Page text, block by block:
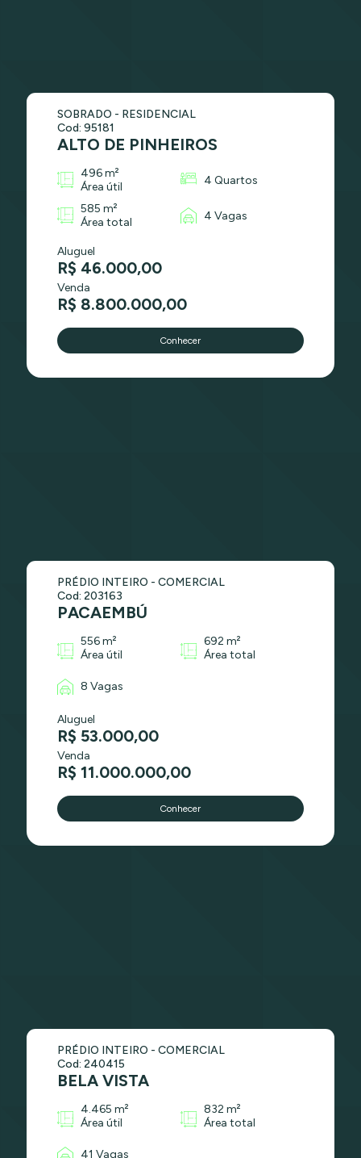
SOBRADO - RESIDENCIAL
Cod: 95181
ALTO DE PINHEIROS
496 m²
Área útil
4 Quartos
585 m²
Área total
4 Vagas
Aluguel
R$ 46.000,00
Venda
R$ 8.800.000,00
Conhecer
PRÉDIO INTEIRO - COMERCIAL
Cod: 203163
PACAEMBÚ
556 m²
Área útil
692 m²
Área total
8 Vagas
Aluguel
R$ 53.000,00
Venda
R$ 11.000.000,00
Conhecer
PRÉDIO INTEIRO - COMERCIAL
Cod: 240415
BELA VISTA
4.465 m²
Área útil
832 m²
Área total
41 Vagas